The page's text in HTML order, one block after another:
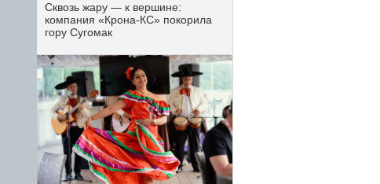
Сквозь жару — к вершине:
компания «Крона‑КС» покорила
гору Сугомак